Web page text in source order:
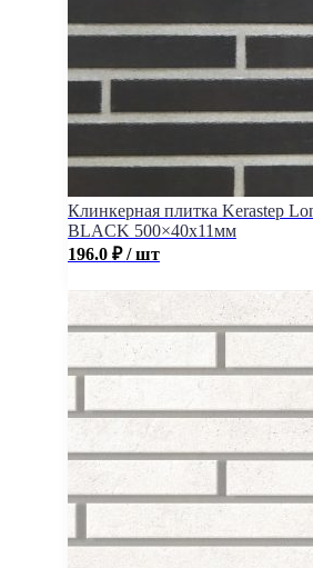
Клинкерная плитка Kerastep
BLACK 500×40х11мм
196.0 ₽ / шт